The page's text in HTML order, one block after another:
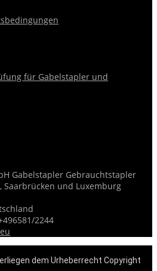
für Gabelstapler und
Gabelstapler Gebrauchtstapler
und Luxemburg
2244
dem Urheberrecht Copyright